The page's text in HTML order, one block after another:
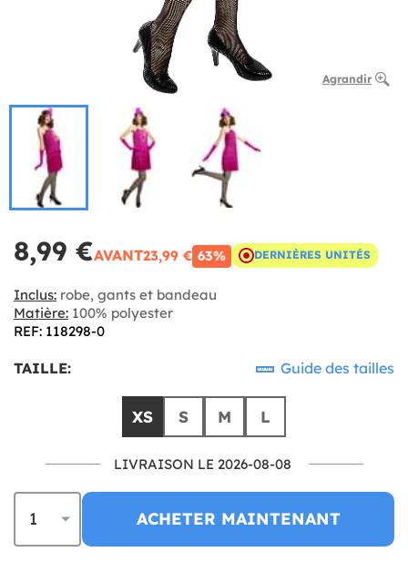
Agrandir
8,99 €AVANT23,99 € 63% DERNIÈRES UNITÉS
Inclus: robe, gants et bandeau
Matière: 100% polyester
REF: 118298-0
TAILLE: Guide des tailles
XS S M L
LIVRAISON LE 2026-08-08
ACHETER MAINTENANT